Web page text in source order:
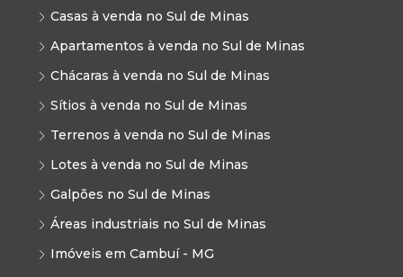
Casas à venda no Sul de Minas
Apartamentos à venda no Sul de Minas
Chácaras à venda no Sul de Minas
Sítios à venda no Sul de Minas
Terrenos à venda no Sul de Minas
Lotes à venda no Sul de Minas
Galpões no Sul de Minas
Áreas industriais no Sul de Minas
Imóveis em Cambuí - MG